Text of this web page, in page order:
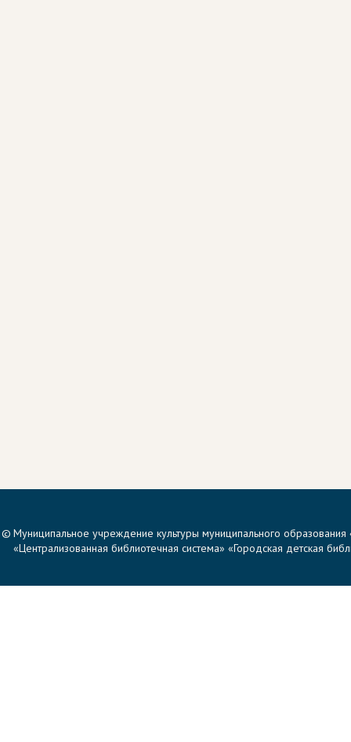
© Муниципальное учреждение культуры муниципального образования
«Централизованная библиотечная система» «Городская детская